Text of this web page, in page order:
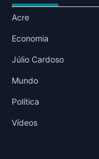
Acre
Economia
Júlio Cardoso
Mundo
Política
Vídeos